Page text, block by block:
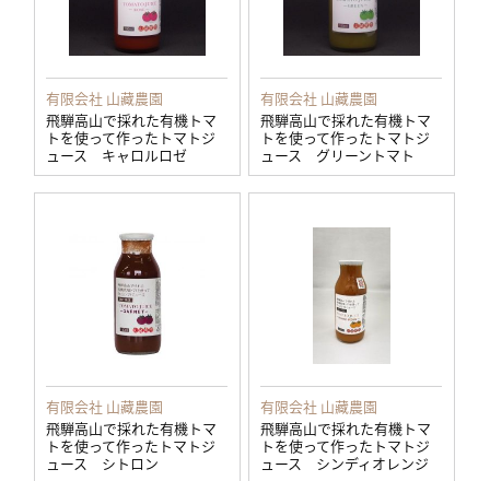
有限会社 山藏農園
飛騨高山で採れた有機トマ
トを使って作ったトマトジ
ュース キャロルロゼ
有限会社 山藏農園
飛騨高山で採れた有機トマ
トを使って作ったトマトジ
ュース グリーントマト
有限会社 山藏農園
飛騨高山で採れた有機トマ
トを使って作ったトマトジ
ュース シトロン
有限会社 山藏農園
飛騨高山で採れた有機トマ
トを使って作ったトマトジ
ュース シンディオレンジ